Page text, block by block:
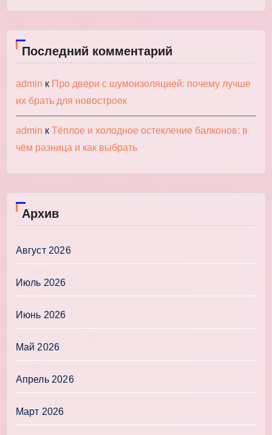
Последний комментарий
admin к Про двери с шумоизоляцией: почему лучше
их брать для новостроек
admin к Тёплое и холодное остекление балконов: в
чём разница и как выбрать
Архив
Август 2026
Июль 2026
Июнь 2026
Май 2026
Апрель 2026
Март 2026